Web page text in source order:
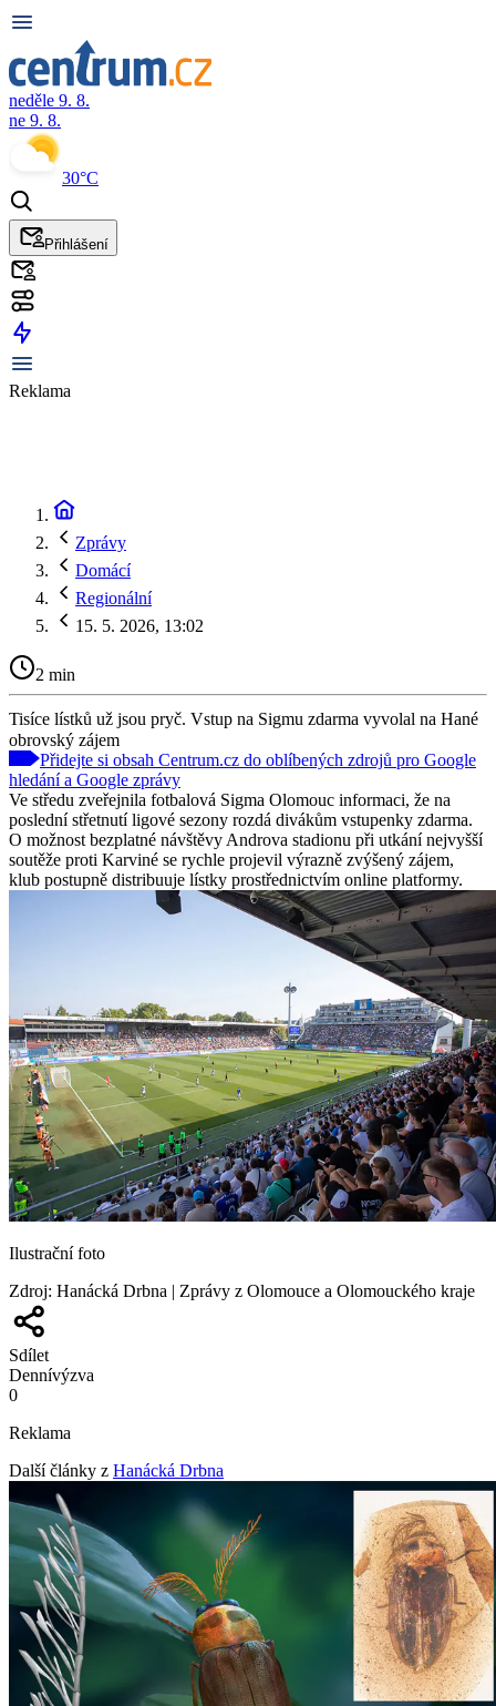
neděle 9. 8.
ne 9. 8.
30°C
Přihlášení
Reklama
Zprávy
Domácí
Regionální
15. 5. 2026, 13:02
2 min
Tisíce lístků už jsou pryč. Vstup na Sigmu zdarma vyvolal na Hané
obrovský zájem
Přidejte si obsah Centrum.cz do oblíbených zdrojů pro Google
hledání a Google zprávy
Ve středu zveřejnila fotbalová Sigma Olomouc informaci, že na
poslední střetnutí ligové sezony rozdá divákům vstupenky zdarma.
O možnost bezplatné návštěvy Androva stadionu při utkání nejvyšší
soutěže proti Karviné se rychle projevil výrazně zvýšený zájem,
klub postupně distribuuje lístky prostřednictvím online platformy.
Ilustrační foto
Zdroj: Hanácká Drbna | Zprávy z Olomouce a Olomouckého kraje
Sdílet
Dennívýzva
0
Reklama
Další články z Hanácká Drbna